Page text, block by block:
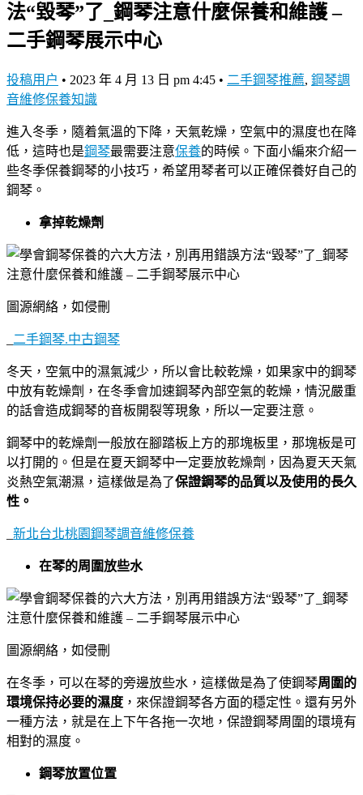
法“毀琴”了_鋼琴注意什麼保養和維護 –
二手鋼琴展示中心
投稿用户 • 2023 年 4 月 13 日 pm 4:45 • 二手鋼琴推薦, 鋼琴調
音維修保養知識
進入冬季，隨着氣溫的下降，天氣乾燥，空氣中的濕度也在降
低，這時也是鋼琴最需要注意保養的時候。下面小編來介紹一
些冬季保養鋼琴的小技巧，希望用琴者可以正確保養好自己的
鋼琴。
拿掉乾燥劑
圖源網絡，如侵刪
二手鋼琴.中古鋼琴
冬天，空氣中的濕氣減少，所以會比較乾燥，如果家中的鋼琴
中放有乾燥劑，在冬季會加速鋼琴內部空氣的乾燥，情況嚴重
的話會造成鋼琴的音板開裂等現象，所以一定要注意。
鋼琴中的乾燥劑一般放在腳踏板上方的那塊板里，那塊板是可
以打開的。但是在夏天鋼琴中一定要放乾燥劑，因為夏天天氣
炎熱空氣潮濕，這樣做是為了保證鋼琴的品質以及使用的長久
性。
新北台北桃園鋼琴調音維修保養
在琴的周圍放些水
圖源網絡，如侵刪
在冬季，可以在琴的旁邊放些水，這樣做是為了使鋼琴周圍的
環境保持必要的濕度 ，來保證鋼琴各方面的穩定性。還有另外
一種方法，就是在上下午各拖一次地，保證鋼琴周圍的環境有
相對的濕度。
鋼琴放置位置